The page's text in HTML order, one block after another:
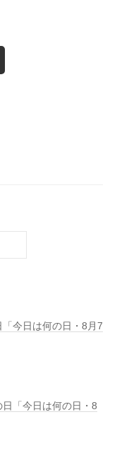
今日は何の日・8月7
「今日は何の日・8